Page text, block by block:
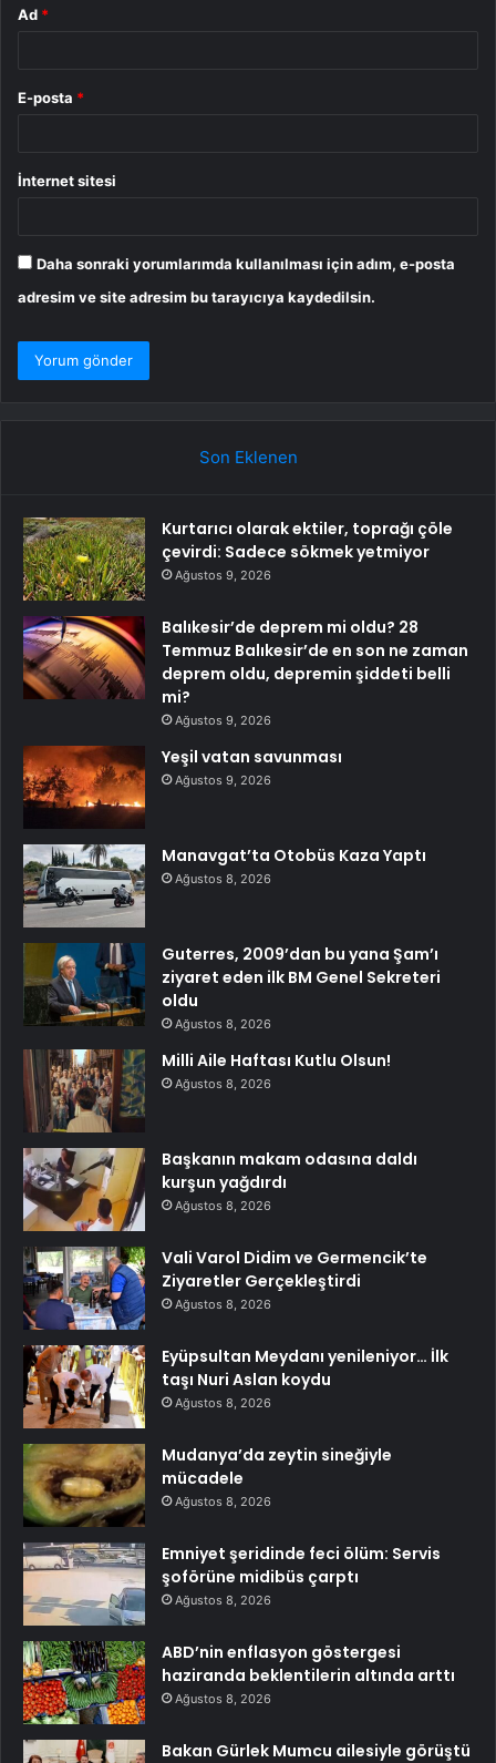
Ad *
E-posta *
İnternet sitesi
Daha sonraki yorumlarımda kullanılması için adım, e-posta
adresim ve site adresim bu tarayıcıya kaydedilsin.
Son Eklenen
Kurtarıcı olarak ektiler, toprağı çöle
çevirdi: Sadece sökmek yetmiyor
Ağustos 9, 2026
Balıkesir’de deprem mi oldu? 28
Temmuz Balıkesir’de en son ne zaman
deprem oldu, depremin şiddeti belli
mi?
Ağustos 9, 2026
Yeşil vatan savunması
Ağustos 9, 2026
Manavgat’ta Otobüs Kaza Yaptı
Ağustos 8, 2026
Guterres, 2009’dan bu yana Şam’ı
ziyaret eden ilk BM Genel Sekreteri
oldu
Ağustos 8, 2026
Milli Aile Haftası Kutlu Olsun!
Ağustos 8, 2026
Başkanın makam odasına daldı
kurşun yağdırdı
Ağustos 8, 2026
Vali Varol Didim ve Germencik’te
Ziyaretler Gerçekleştirdi
Ağustos 8, 2026
Eyüpsultan Meydanı yenileniyor… İlk
taşı Nuri Aslan koydu
Ağustos 8, 2026
Mudanya’da zeytin sineğiyle
mücadele
Ağustos 8, 2026
Emniyet şeridinde feci ölüm: Servis
şoförüne midibüs çarptı
Ağustos 8, 2026
ABD’nin enflasyon göstergesi
haziranda beklentilerin altında arttı
Ağustos 8, 2026
Bakan Gürlek Mumcu ailesiyle görüştü